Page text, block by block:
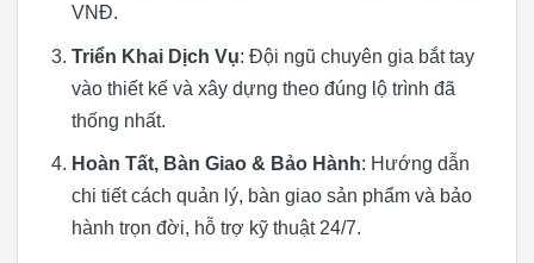
VNĐ.
Triển Khai Dịch Vụ: Đội ngũ chuyên gia bắt tay
vào thiết kế và xây dựng theo đúng lộ trình đã
thống nhất.
Hoàn Tất, Bàn Giao & Bảo Hành: Hướng dẫn
chi tiết cách quản lý, bàn giao sản phẩm và bảo
hành trọn đời, hỗ trợ kỹ thuật 24/7.